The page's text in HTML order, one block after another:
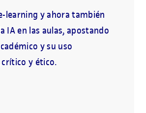
learning y ahora también
IA en las aulas, apostando
y su uso
y ético.